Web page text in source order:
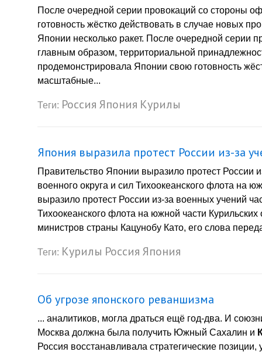
После очередной серии провокаций со стороны
готовность жёстко действовать в случае новых
Японии несколько ракет. После очередной серии
главным образом, территориальной
продемонстрировала Японии свою готовность
масштабные...
Теги: Россия Япония Курилы
Япония выразила протест России из-за
Правительство Японии выразило протест России
военного округа и сил Тихоокеанского флота на
выразило протест России из-за военных учений
Тихоокеанского флота на южной части
министров страны Кацунобу Като, его слова
Теги: Курилы Россия Япония
Об угрозе японского реваншизма
... аналитиков, могла драться ещё год-два. И
Москва должна была получить Южный Сахалин и
Россия восстанавливала стратегические